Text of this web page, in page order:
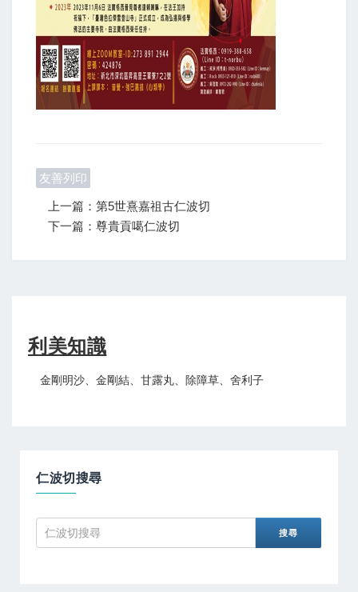
友善列印
上一篇：第5世熹嘉祖古仁波切
下一篇：尊貴貢噶仁波切
利美知識
金剛明沙、金剛結、甘露丸、除障草、舍利子
仁波切搜尋